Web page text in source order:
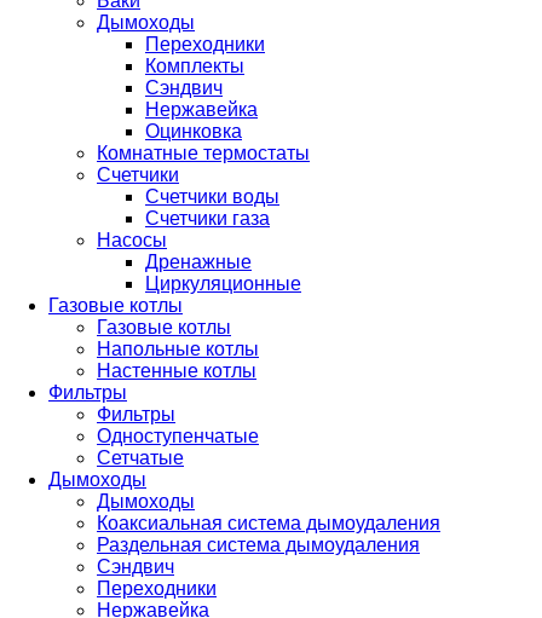
Дымоходы
Переходники
Комплекты
Сэндвич
Нержавейка
Оцинковка
Комнатные термостаты
Счетчики
Счетчики воды
Счетчики газа
Насосы
Дренажные
Циркуляционные
Газовые котлы
Газовые котлы
Напольные котлы
Настенные котлы
Фильтры
Фильтры
Одноступенчатые
Сетчатые
Дымоходы
Дымоходы
Коаксиальная система дымоудаления
Раздельная система дымоудаления
Сэндвич
Переходники
Нержавейка